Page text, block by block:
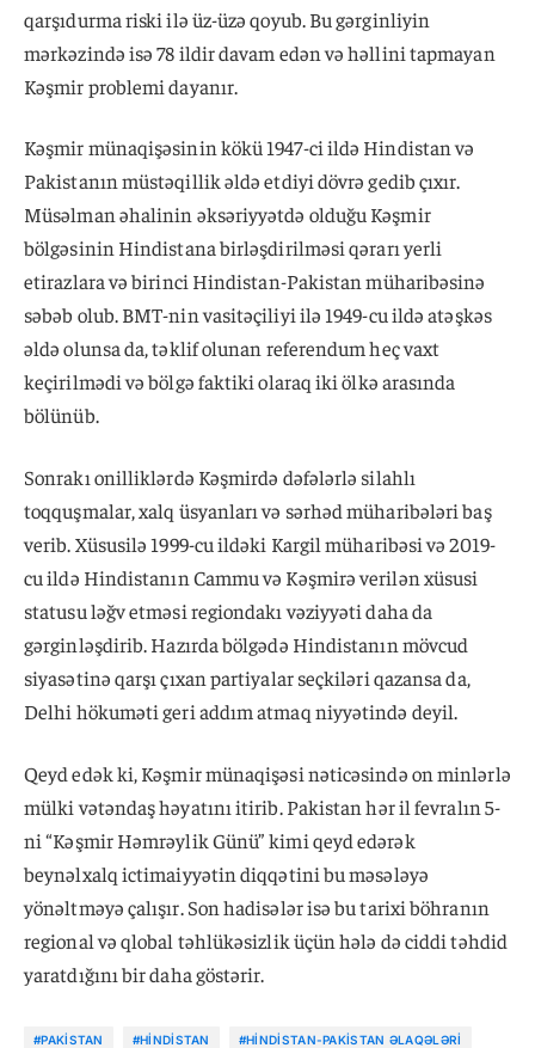
qarşıdurma riski ilə üz-üzə qoyub. Bu gərginliyin
mərkəzində isə 78 ildir davam edən və həllini tapmayan
Kəşmir problemi dayanır.
Kəşmir münaqişəsinin kökü 1947-ci ildə Hindistan və
Pakistanın müstəqillik əldə etdiyi dövrə gedib çıxır.
Müsəlman əhalinin əksəriyyətdə olduğu Kəşmir
bölgəsinin Hindistana birləşdirilməsi qərarı yerli
etirazlara və birinci Hindistan-Pakistan müharibəsinə
səbəb olub. BMT-nin vasitəçiliyi ilə 1949-cu ildə atəşkəs
əldə olunsa da, təklif olunan referendum heç vaxt
keçirilmədi və bölgə faktiki olaraq iki ölkə arasında
bölünüb.
Sonrakı onilliklərdə Kəşmirdə dəfələrlə silahlı
toqquşmalar, xalq üsyanları və sərhəd müharibələri baş
verib. Xüsusilə 1999-cu ildəki Kargil müharibəsi və 2019-
cu ildə Hindistanın Cammu və Kəşmirə verilən xüsusi
statusu ləğv etməsi regiondakı vəziyyəti daha da
gərginləşdirib. Hazırda bölgədə Hindistanın mövcud
siyasətinə qarşı çıxan partiyalar seçkiləri qazansa da,
Delhi hökuməti geri addım atmaq niyyətində deyil.
Qeyd edək ki, Kəşmir münaqişəsi nəticəsində on minlərlə
mülki vətəndaş həyatını itirib. Pakistan hər il fevralın 5-
ni “Kəşmir Həmrəylik Günü” kimi qeyd edərək
beynəlxalq ictimaiyyətin diqqətini bu məsələyə
yönəltməyə çalışır. Son hadisələr isə bu tarixi böhranın
regional və qlobal təhlükəsizlik üçün hələ də ciddi təhdid
yaratdığını bir daha göstərir.
#PAKISTAN #HINDISTAN #HINDISTAN-PAKISTAN ƏLAQƏLƏRI